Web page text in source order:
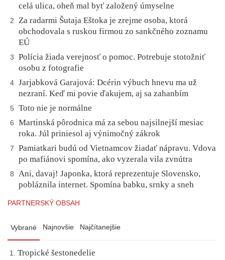
celá ulica, oheň mal byť založený úmyselne
2
Za radarmi Šutaja Eštoka je zrejme osoba, ktorá
obchodovala s ruskou firmou zo sankčného zoznamu
EÚ
3
Polícia žiada verejnosť o pomoc. Potrebuje stotožniť
osobu z fotografie
4 Jarjabková Garajová: Dcérin výbuch hnevu ma už
nezraní. Keď mi povie ďakujem, aj sa zahanbím
5 Toto nie je normálne
6
Martinská pôrodnica má za sebou najsilnejší mesiac
roka. Júl priniesol aj výnimočný zákrok
7
Pamiatkari budú od Vietnamcov žiadať nápravu. Vdova
po mafiánovi spomína, ako vyzerala vila zvnútra
8
Ani, davaj! Japonka, ktorá reprezentuje Slovensko,
pobláznila internet. Spomína babku, srnky a sneh
PARTNERSKÝ OBSAH
Vybrané Najnovšie Najčítanejšie
Tropické šestonedelie